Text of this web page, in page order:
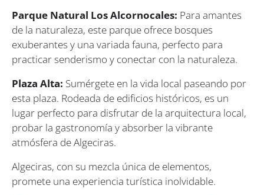
Parque Natural Los Alcornocales: Para amantes
de la naturaleza, este parque ofrece bosques
exuberantes y una variada fauna, perfecto para
practicar senderismo y conectar con la naturaleza.
Plaza Alta: Sumérgete en la vida local paseando por
esta plaza. Rodeada de edificios históricos, es un
lugar perfecto para disfrutar de la arquitectura local,
probar la gastronomía y absorber la vibrante
atmósfera de Algeciras.
Algeciras, con su mezcla única de elementos,
promete una experiencia turística inolvidable.